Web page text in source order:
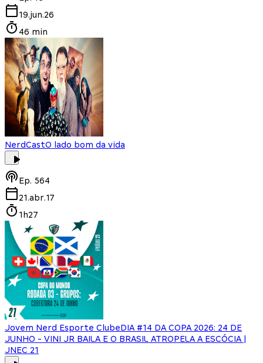
19.jun.26
46 min
NerdCastO lado bom da vida
Ep. 564
21.abr.17
1h27
Jovem Nerd Esporte ClubeDIA #14 DA COPA 2026: 24 DE
JUNHO - VINI JR BAILA E O BRASIL ATROPELA A ESCÓCIA |
JNEC 21